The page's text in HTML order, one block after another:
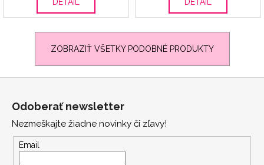
ZOBRAZIŤ VŠETKY PODOBNÉ PRODUKTY
Odoberať newsletter
Nezmeškajte žiadne novinky či zľavy!
Email